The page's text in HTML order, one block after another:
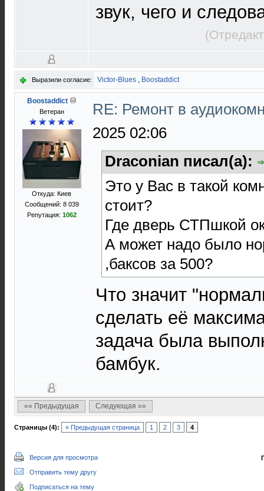
звук, чего и
Выразили согласие: Victor-Blues , Boostaddict
Boostaddict
Ветеран
Откуда: Киев
Сообщений: 8 039
Репутация: 1062
RE: Ремонт в
2025 02:06
Draconian писал(а):
Это у Вас в такой
стоит?
Где дверь СТПшкой
А может надо было
,баксов за 500?
Что значит
сделать её
задача была
бамбук.
«« Предыдущая Следующая »»
Страницы (4): « Предыдущая страница 1 2 3 4
Версия для просмотра
Отправить тему другу
Подписаться на тему